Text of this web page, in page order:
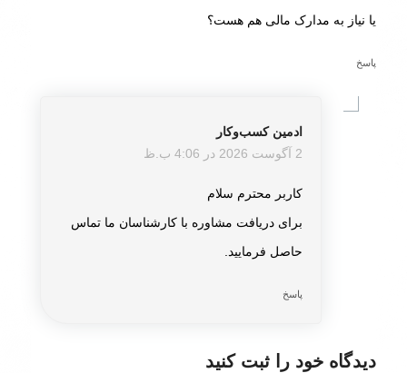
یا نیاز به مدارک مالی هم هست؟
پاسخ
ادمین کسب‌و‌کار
گفته: 2 آگوست 2026 در 4:06 ب.ظ
کاربر محترم سلام
برای دریافت مشاوره با کارشناسان ما تماس
حاصل فرمایید.
پاسخ
دیدگاه خود را ثبت کنید